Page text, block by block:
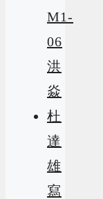
M1-
06
洪
焱
杜
達
雄
寫